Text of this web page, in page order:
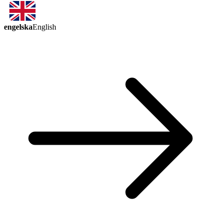
engelskaEnglish